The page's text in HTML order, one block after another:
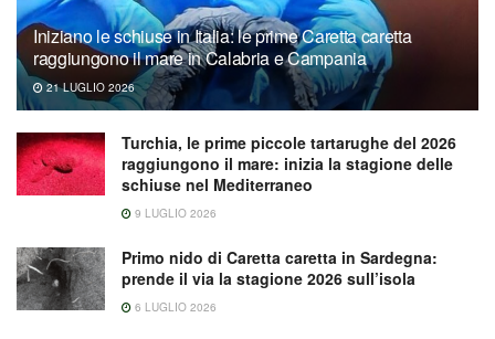
Iniziano le schiuse in Italia: le prime Caretta caretta
raggiungono il mare in Calabria e Campania
21 LUGLIO 2026
Turchia, le prime piccole tartarughe del 2026
raggiungono il mare: inizia la stagione delle
schiuse nel Mediterraneo
9 LUGLIO 2026
Primo nido di Caretta caretta in Sardegna:
prende il via la stagione 2026 sull’isola
6 LUGLIO 2026